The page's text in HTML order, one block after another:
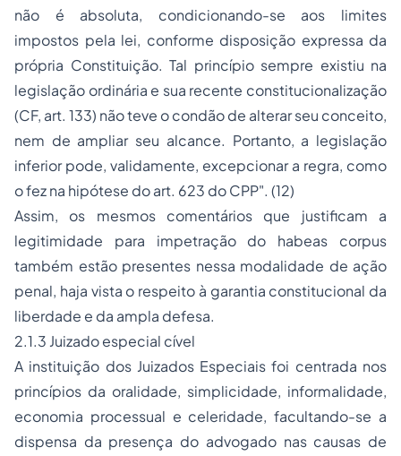
não é absoluta, condicionando-se aos limites
impostos pela lei, conforme disposição expressa da
própria Constituição. Tal princípio sempre existiu na
legislação ordinária e sua recente constitucionalização
(CF, art. 133) não teve o condão de alterar seu conceito,
nem de ampliar seu alcance. Portanto, a legislação
inferior pode, validamente, excepcionar a regra, como
o fez na hipótese do art. 623 do CPP". (12)
Assim, os mesmos comentários que justificam a
legitimidade para impetração do habeas corpus
também estão presentes nessa modalidade de ação
penal, haja vista o respeito à garantia constitucional da
liberdade e da ampla defesa.
2.1.3 Juizado especial cível
A instituição dos Juizados Especiais foi centrada nos
princípios da oralidade, simplicidade, informalidade,
economia processual e celeridade, facultando-se a
dispensa da presença do advogado nas causas de